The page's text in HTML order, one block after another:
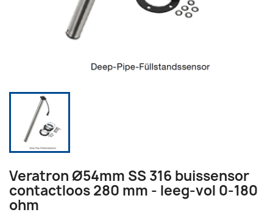
Veratron Ø54mm SS 316 buissensor
contactloos 280 mm - leeg-vol 0-180
ohm